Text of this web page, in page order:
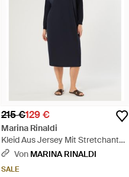
215 €129 €
Marina Rinaldi
Kleid Aus Jersey Mit Stretchanteil
Und Strick - Blau
Von MARINA RINALDI
SALE